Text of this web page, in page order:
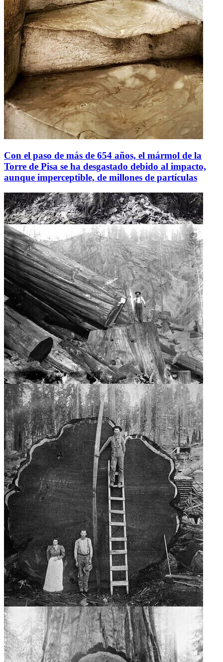
Con el paso de más de 654 años, el mármol de la
Torre de Pisa se ha desgastado debido al impacto,
aunque imperceptible, de millones de partículas